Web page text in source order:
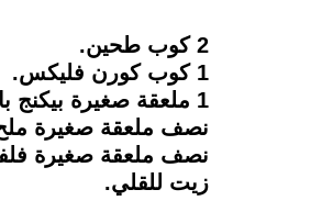
2 كوب طحين.
1 كوب كورن فليكس.
1 ملعقة صغيرة بيكنج باودر.
نصف ملعقة صغيرة
نصف ملعقة صغيرة
زيت للقلي.